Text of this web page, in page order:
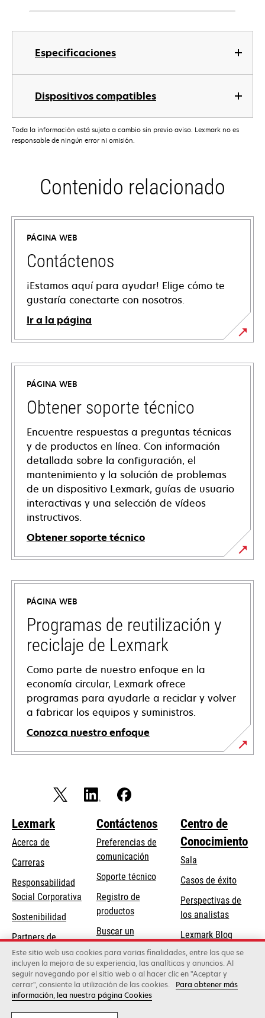
Especificaciones
Dispositivos compatibles
Toda la información está sujeta a cambio sin previo aviso. Lexmark no es
responsable de ningún error ni omisión.
Contenido relacionado
PÁGINA WEB
Contáctenos
¡Estamos aquí para ayudar! Elige cómo te
gustaría conectarte con nosotros.
Ir a la página
PÁGINA WEB
Obtener soporte técnico
Encuentre respuestas a preguntas técnicas
y de productos en línea. Con información
detallada sobre la configuración, el
mantenimiento y la solución de problemas
de un dispositivo Lexmark, guías de usuario
interactivas y una selección de vídeos
instructivos.
Obtener soporte técnico
se
abre
una
pestaña
nueva
PÁGINA WEB
Programas de reutilización y
reciclaje de Lexmark
Como parte de nuestro enfoque en la
economía circular, Lexmark ofrece
programas para ayudarle a reciclar y volver
a fabricar los equipos y suministros.
Conozca nuestro enfoque
Lexmark
Acerca de
Carreras
Responsabilidad
Social Corporativa
abre
una
pestaña
nueva
Sostenibilidad
Partners de
Lexmark
Contáctenos
Preferencias de
comunicación
Soporte técnicose
pestaña
nueva
Registro de
productos
Buscar un
concesionario
Centro de
Conocimiento
Sala
Casos de éxito
Perspectivas de
los analistas
Lexmark Blog
Lexmark International, Inc., una empresa de Xerox
©2026 Todos los derechos reservados.
Este sitio web usa cookies para varias finalidades, entre las que se
incluyen la mejora de su experiencia, las analíticas y anuncios. Al
seguir navegando por el sitio web o al hacer clic en "Aceptar y
cerrar", consiente la utilización de las cookies.
Para obtener más
información, lea nuestra página Cookies